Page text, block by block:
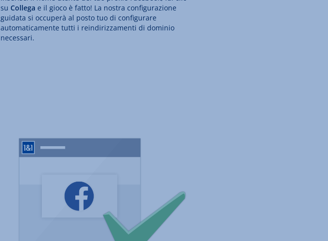
su Collega e il gioco è fatto! La nostra configurazione
guidata si occuperà al posto tuo di configurare
automaticamente tutti i reindirizzamenti di dominio
necessari.